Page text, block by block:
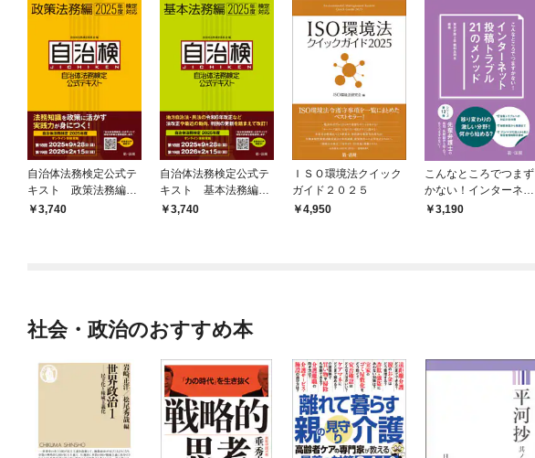
自治体法務検定公式テ
キスト 政策法務編
２０２５年度検定対応
3,740
自治体法務検定公式テ
キスト 基本法務編
２０２５年度検定対応
3,740
ＩＳＯ環境法クイック
ガイド２０２５
4,950
こんなところでつまず
かない！インターネッ
ト投稿トラブル２１の
3,190
社会・政治のおすすめ本